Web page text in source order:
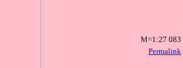
Permalink
M=1:27 083